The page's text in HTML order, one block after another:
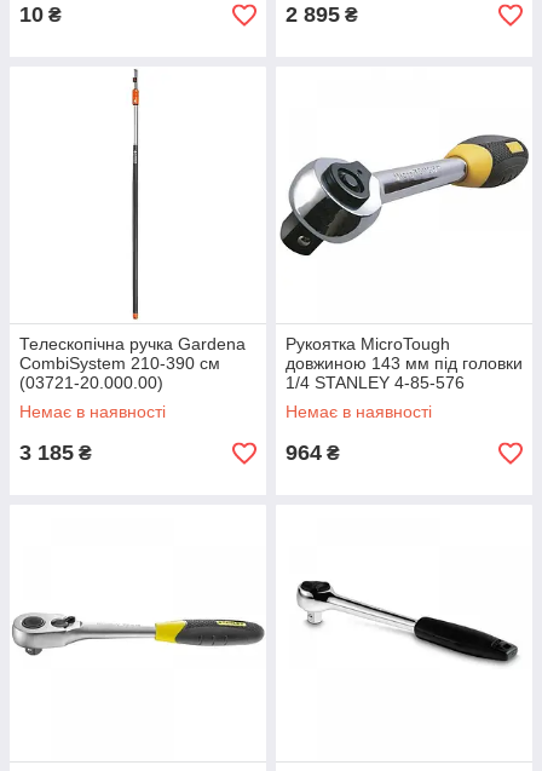
10 ₴ 2 895 ₴
Телескопічна ручка Gardena
CombiSystem 210-390 см
(03721-20.000.00)
Немає в наявності
3 185 ₴
Рукоятка MicroTough
довжиною 143 мм під головки
1/4 STANLEY 4-85-576
Немає в наявності
964 ₴